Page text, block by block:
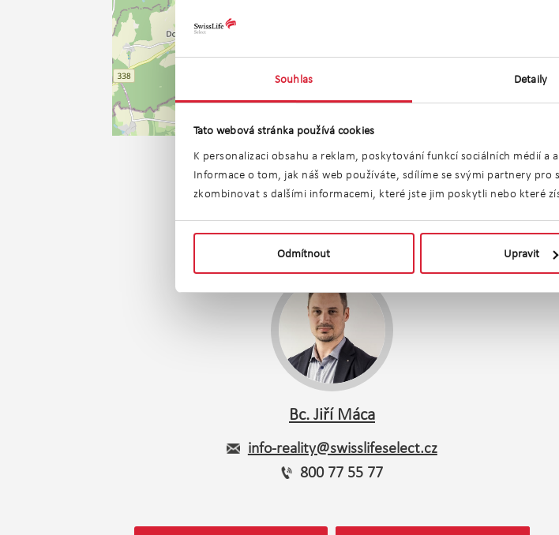
Souhlas Detaily
Tato webová stránka používá cookies
K personalizaci obsahu a reklam, poskytování funkcí sociálních médií
Informace o tom, jak náš web používáte, sdílíme se svými partnery
zkombinovat s dalšími informacemi, které jste jim poskytli nebo které
Odmítnout Upravit
Kontaktní
Bc. Jiří Máca
info-reality@swisslifeselect.cz
800 77 55 77